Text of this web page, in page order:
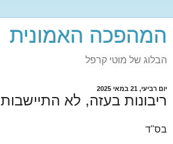
המהפכה האמונית
הבלוג של מוטי קרפל
יום רביעי, 21 במאי 2025
ריבונות בעזה, לא התיישבות
בס"ד